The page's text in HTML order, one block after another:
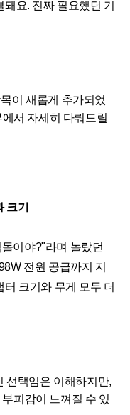
요. 진짜 필요했던 기
이 새롭게 추가되었
서 자세히 다뤄드릴
크기
이야?"라며 놀랐던
전원 공급까지 지
크기와 무게 모두 더
선택임은 이해하지만,
피감이 느껴질 수 있